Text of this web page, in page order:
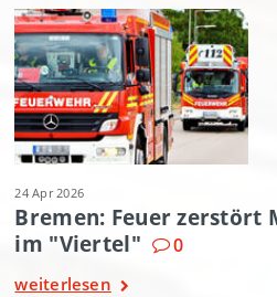
24 Apr 2026
Bremen: Feuer zerstört
im "Viertel"
0
weiterlesen